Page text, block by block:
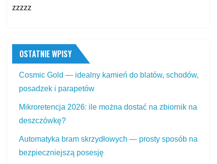
zzzzz
OSTATNIE WPISY
Cosmic Gold — idealny kamień do blatów, schodów,
posadzek i parapetów
Mikroretencja 2026: ile można dostać na zbiornik na
deszczówkę?
Automatyka bram skrzydłowych — prosty sposób na
bezpieczniejszą posesję